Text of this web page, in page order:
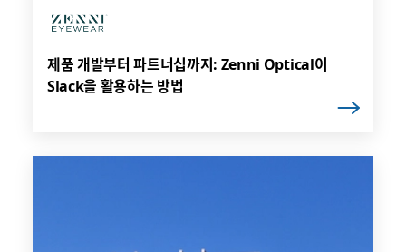
제품 개발부터 파트너십까지: Zenni Optical이
Slack을 활용하는 방법